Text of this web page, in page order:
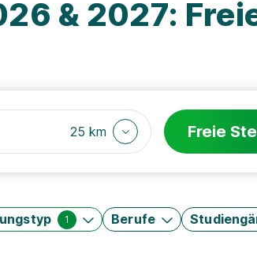
& 2027:
25 km Freie
1 Berufe